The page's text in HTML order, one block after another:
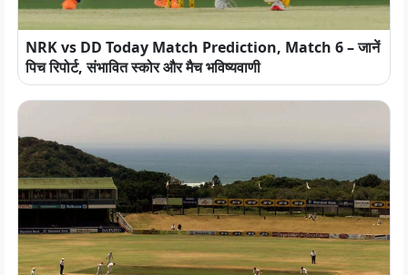
NRK vs DD Today Match Prediction, Match 6 – जानें
पिच रिपोर्ट, संभावित स्कोर और मैच भविष्यवाणी